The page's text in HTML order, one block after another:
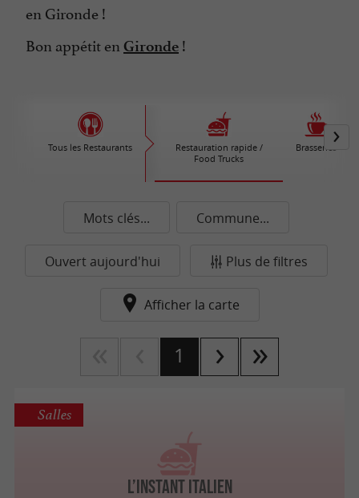
en Gironde !
Bon appétit en Gironde !
Tous les Restaurants
Restauration rapide /
Food Trucks
Brasseries
Mots clés... Commune...
Ouvert aujourd'hui Plus de filtres
Afficher la carte
1
L’instant Italien
Salles